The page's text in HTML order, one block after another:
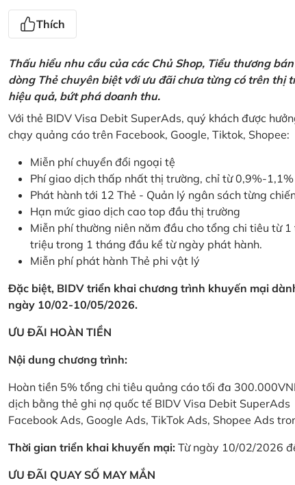
Thích
Thấu hiểu nhu cầu của các Chủ Shop, Tiểu thương
dòng Thẻ chuyên biệt với ưu đãi chưa từng có trên
hiệu quả, bứt phá doanh thu.
Với thẻ BIDV Visa Debit SuperAds, quý khách được
chạy quảng cáo trên Facebook, Google, Tiktok, Shopee:
Miễn phí chuyển đổi ngoại tệ
Phí giao dịch thấp nhất thị trường, chỉ từ 0,9%-1,1%
Phát hành tới 12 Thẻ - Quản lý ngân sách từng
Hạn mức giao dịch cao top đầu thị trường
Miễn phí thường niên năm đầu cho tổng chi tiêu từ
triệu trong 1 tháng đầu kể từ ngày phát hành.
Miễn phí phát hành Thẻ phi vật lý
Đặc biệt, BIDV triển khai chương trình khuyến mại
ngày 10/02-10/05/2026.
ƯU ĐÃI HOÀN TIỀN
Nội dung chương trình:
Hoàn tiền 5% tổng chi tiêu quảng cáo tối đa
dịch bằng thẻ ghi nợ quốc tế BIDV Visa Debit
Facebook Ads, Google Ads, TikTok Ads, Shopee Ads
Thời gian triển khai khuyến mại: Từ ngày 10/02/2026
ƯU ĐÃI QUAY SỐ MAY MẮN